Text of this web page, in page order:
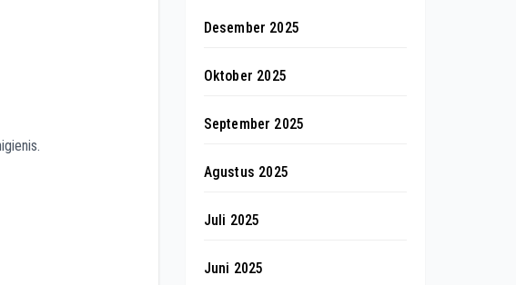
Desember 2025
Oktober 2025
September 2025
Agustus 2025
Juli 2025
Juni 2025